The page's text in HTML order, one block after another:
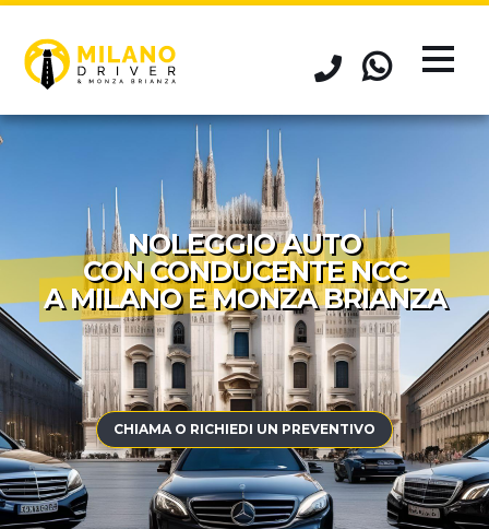
NOLEGGIO AUTO
CON CONDUCENTE NCC
A MILANO E MONZA BRIANZA